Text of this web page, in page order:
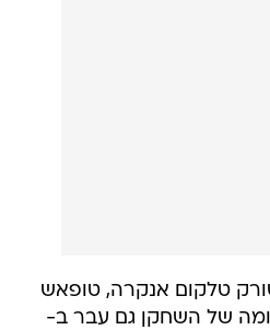
טלקום אנקרה, טופאש
של השחקן גם עבר ב-